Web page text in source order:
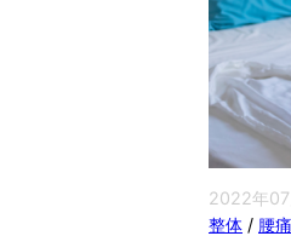
2022年07
整体 / 腰痛